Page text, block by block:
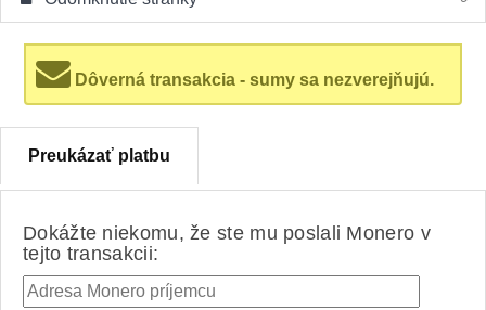
Dôverná transakcia - sumy sa nezverejňujú.
Preukázať platbu
Dokážte niekomu, že ste mu poslali Monero v
tejto transakcii: